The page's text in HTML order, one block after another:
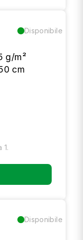
Disponibile
g/m²
cm
1.
Disponibile